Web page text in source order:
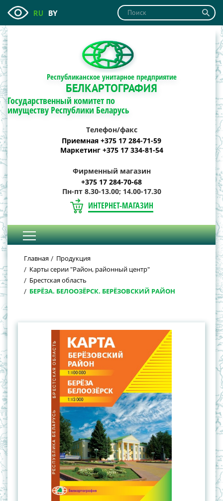
RU BY
Республиканское унитарное предприятие
БЕЛКАРТОГРАФИЯ
Государственный комитет по
имуществу Республики Беларусь
Телефон/факс
Приемная +375 17 284-71-59
Маркетинг +375 17 334-81-54
Фирменный магазин
+375 17 284-70-68
Пн-пт 8.30-13.00; 14.00-17.30
ИНТЕРНЕТ-МАГАЗИН
Главная
Продукция
Карты серии "Район, районный центр"
Брестская область
БЕРЁЗА. БЕЛООЗЁРСК. БЕРЁЗОВСКИЙ РАЙОН